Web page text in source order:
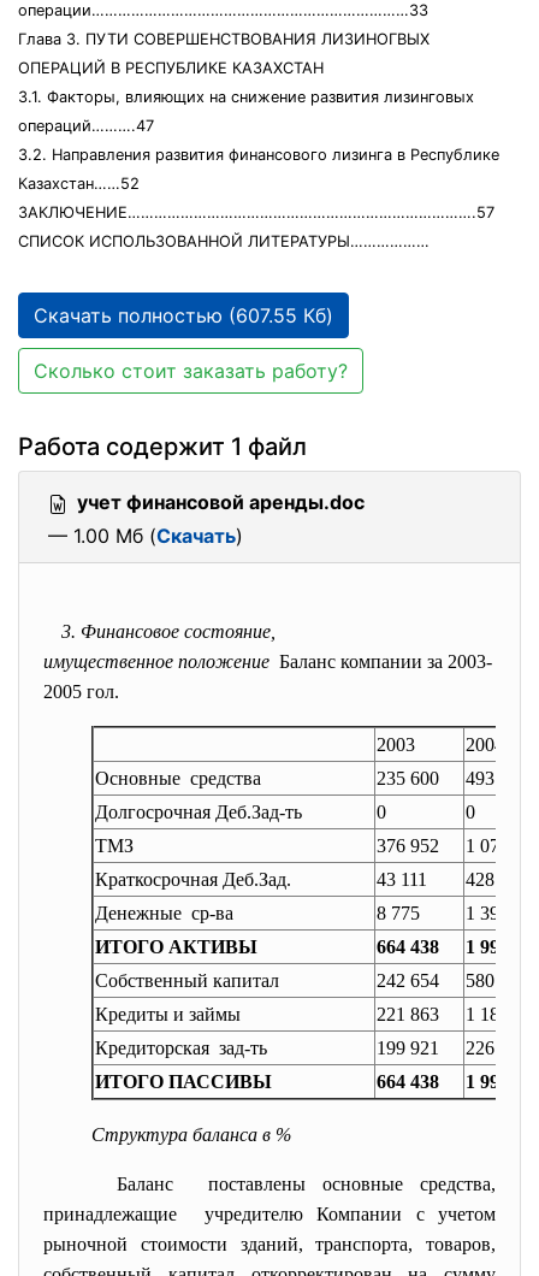
операции………………………………………………………………33
Глава 3. ПУТИ СОВЕРШЕНСТВОВАНИЯ ЛИЗИНОГВЫХ
ОПЕРАЦИЙ В РЕСПУБЛИКЕ КАЗАХСТАН
3.1. Факторы, влияющих на снижение развития лизинговых
операций……….47
3.2. Направления развития финансового лизинга в Республике
Казахстан……52
ЗАКЛЮЧЕНИЕ…………………………………………………………………….57
СПИСОК ИСПОЛЬЗОВАННОЙ ЛИТЕРАТУРЫ………………
Скачать полностью (607.55 Кб)
Сколько стоит заказать работу?
Работа содержит 1 файл
учет финансовой аренды.doc
— 1.00 Мб (Скачать)
3. Финансовое состояние,
имущественное положение Баланс компании за 2003-
2005 гол.
2003
2004
Основные средства
235 600
493 543
Долгосрочная Деб.Зад-ть
0
0
ТМЗ
376 952
1 072
Краткосрочная Деб.Зад.
43 111
428 492
Денежные ср-ва
8 775
1 392
ИТОГО АКТИВЫ
664 438
1 996
Собственный капитал
242 654
580 126
Кредиты и займы
221 863
1 189
Кредиторская зад-ть
199 921
226 377
ИТОГО ПАССИВЫ
664 438 1 996
Структура баланса в %
Баланс поставлены основные средства,
принадлежащие учредителю Компании с учетом
рыночной стоимости зданий, транспорта, товаров,